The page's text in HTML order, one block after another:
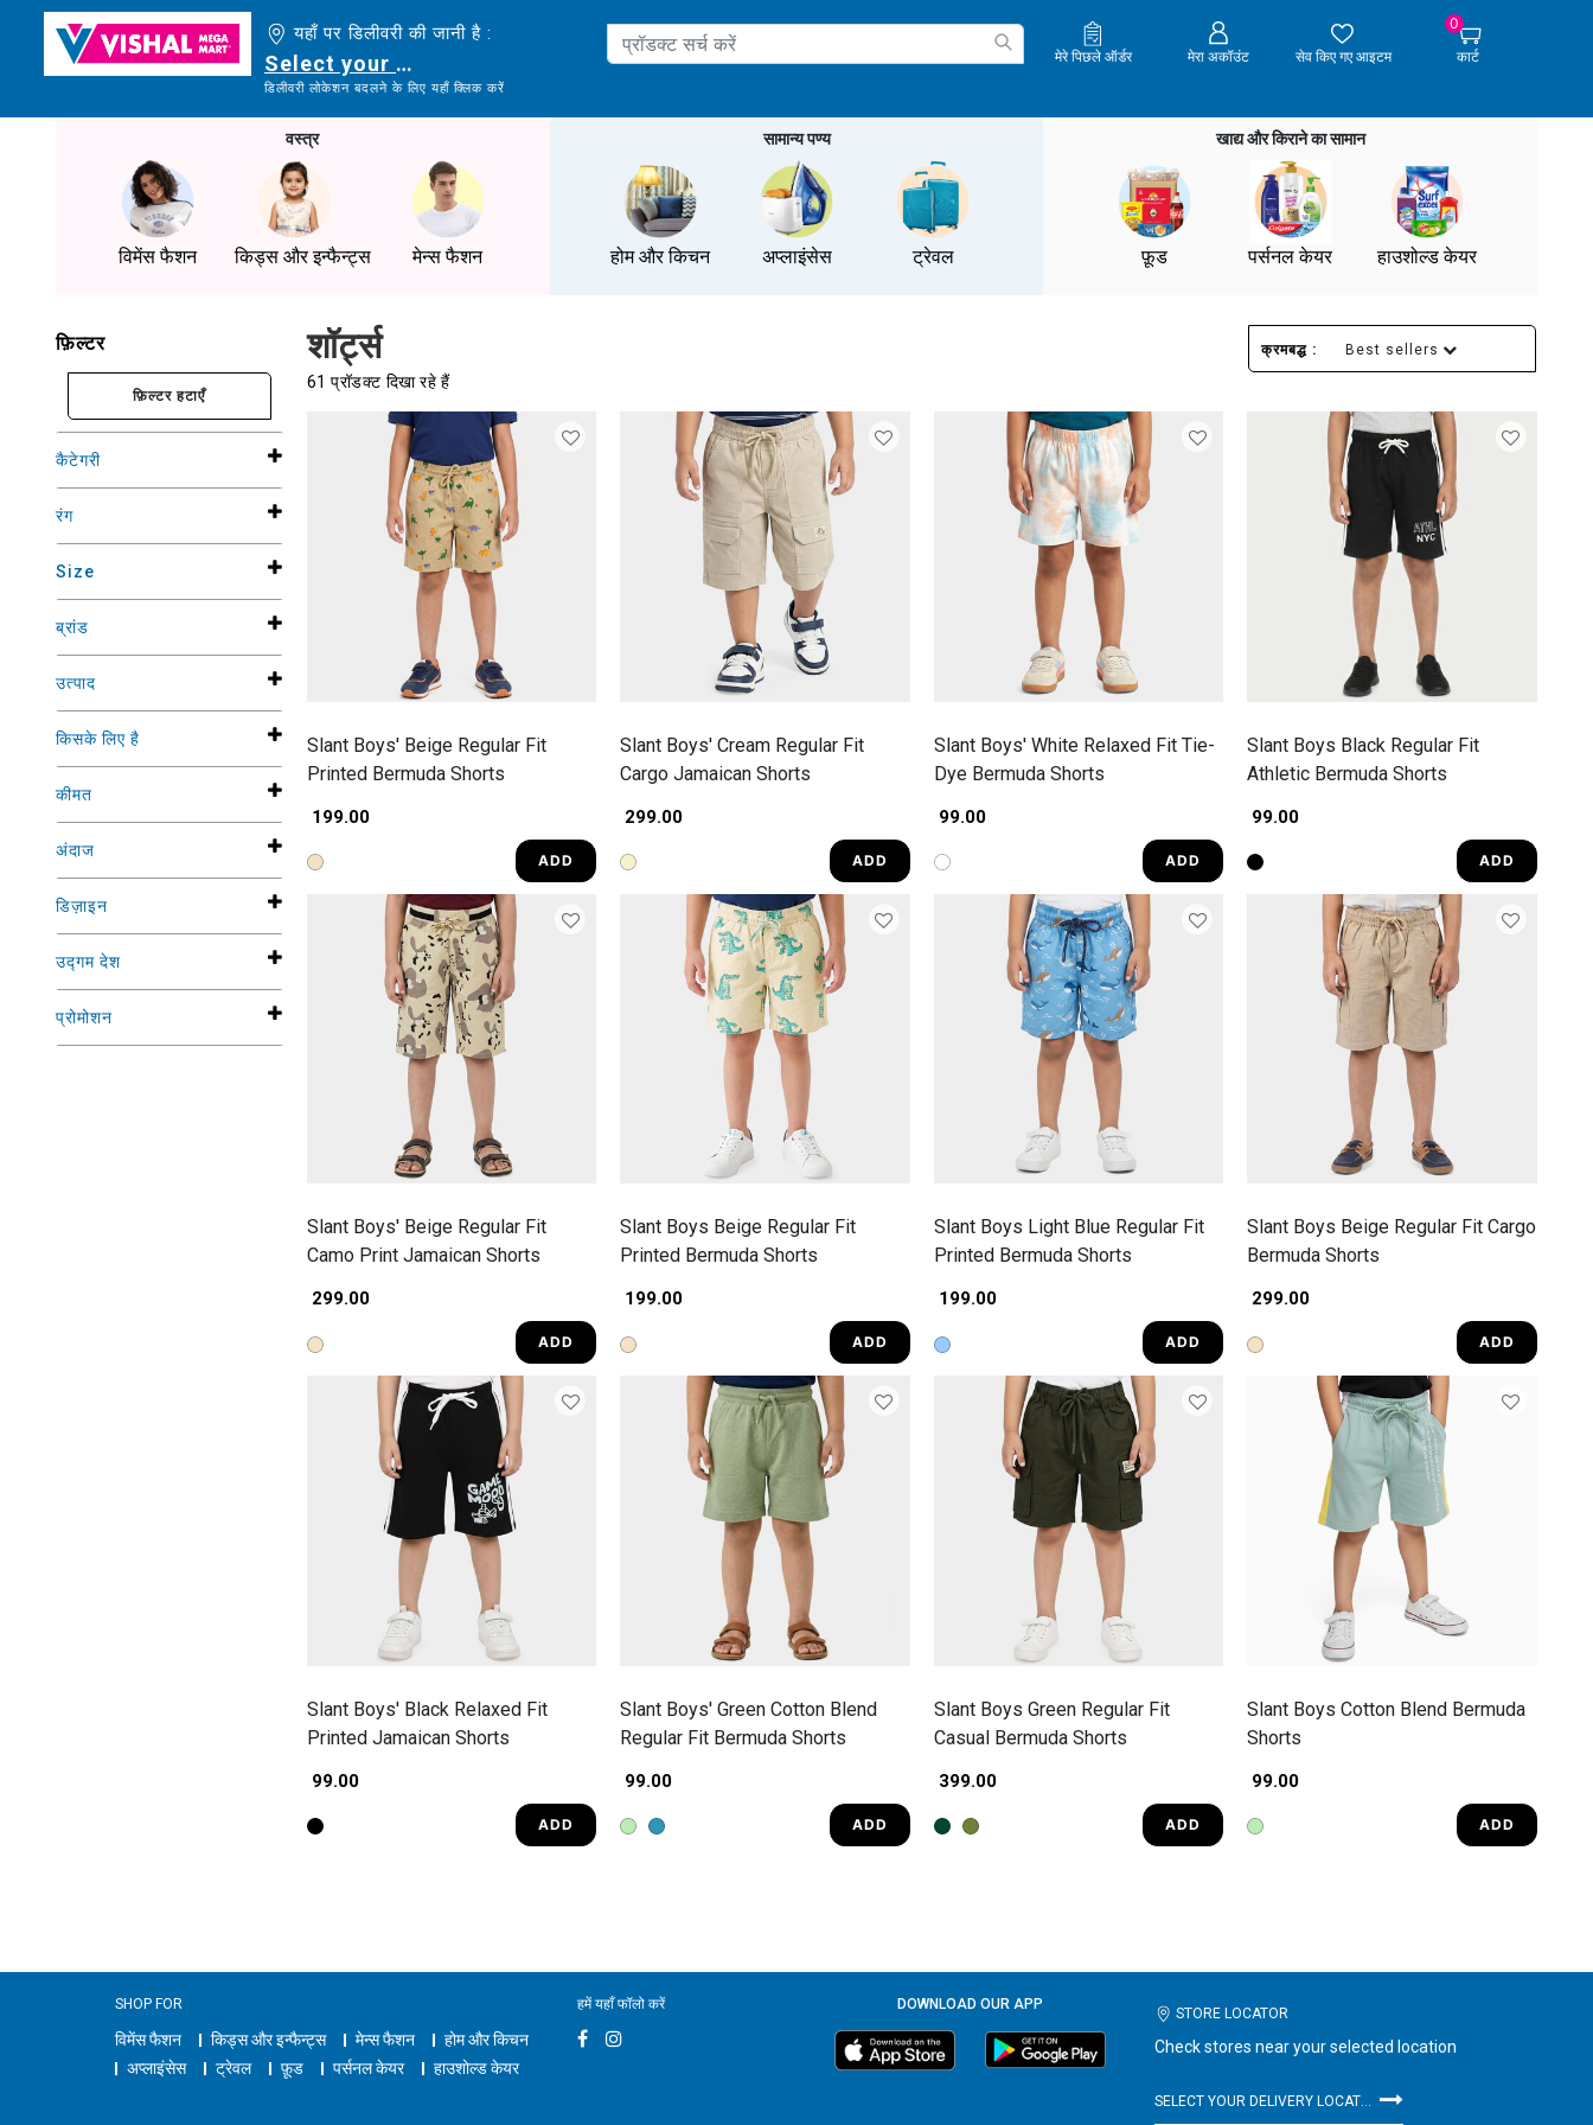
यहाँ पर डिलीवरी की जानी है :
Select your delivery location
डिलीवरी लोकेशन बदलने के लिए यहाँ क्लिक करें
मेरे पिछले ऑर्डर मेरा अकॉउंट सेव किए गए आइटम
0
कार्ट
वस्त्र
विमेंस फैशन किड्स और इन्फैन्ट्स मेन्स फैशन
सामान्य पण्य
होम और किचन अप्लाइंसेस ट्रेवल
खाद्य और किराने का सामान
फ़ूड पर्सनल केयर हाउशोल्ड केयर
फ़िल्टर शॉर्ट्स
61 प्रॉडक्ट दिखा रहे हैं
क्रमबद्ध : Best sellers
फ़िल्टर हटाएँ
कैटेगरी
रंग
Size
ब्रांड
उत्पाद
किसके लिए है
कीमत
अंदाज
डिज़ाइन
उद्गम देश
प्रोमोशन
Slant Boys' Beige Regular Fit
Printed Bermuda Shorts
₹ 199.00
ADD
Slant Boys' Cream Regular Fit
Cargo Jamaican Shorts
₹ 299.00
ADD
Slant Boys' White Relaxed Fit Tie-
Dye Bermuda Shorts
₹ 99.00
ADD
Slant Boys Black Regular Fit
Athletic Bermuda Shorts
₹ 99.00
ADD
Slant Boys' Beige Regular Fit
Camo Print Jamaican Shorts
₹ 299.00
ADD
Slant Boys Beige Regular Fit
Printed Bermuda Shorts
₹ 199.00
ADD
Slant Boys Light Blue Regular Fit
Printed Bermuda Shorts
₹ 199.00
ADD
Slant Boys Beige Regular Fit Cargo
Bermuda Shorts
₹ 299.00
ADD
Slant Boys' Black Relaxed Fit
Printed Jamaican Shorts
₹ 99.00
ADD
Slant Boys' Green Cotton Blend
Regular Fit Bermuda Shorts
₹ 99.00
ADD
Slant Boys Green Regular Fit
Casual Bermuda Shorts
₹ 399.00
ADD
Slant Boys Cotton Blend Bermuda
Shorts
₹ 99.00
ADD
SHOP FOR
विमेंस फैशन किड्स और इन्फैन्ट्स मेन्स फैशन
होम और किचन
अप्लाइंसेस
ट्रेवल फ़ूड पर्सनल केयर हाउशोल्ड केयर
हमें यहाँ फॉलो करें DOWNLOAD OUR APP
STORE LOCATOR
Check stores near your selected location
SELECT YOUR DELIVERY LOCATION